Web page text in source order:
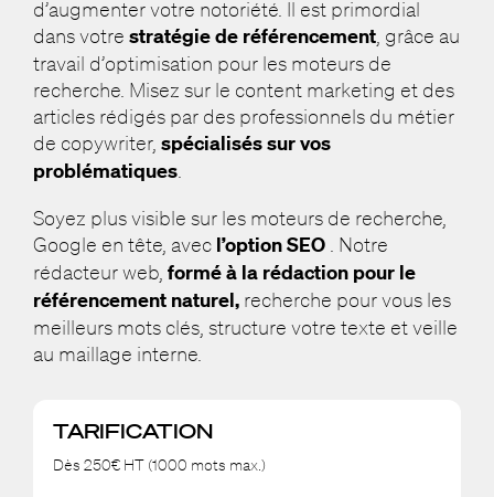
d’augmenter votre notoriété. Il est primordial
dans votre stratégie de référencement, grâce au
travail d’optimisation pour les moteurs de
recherche. Misez sur le content marketing et des
articles rédigés par des professionnels du métier
de copywriter, spécialisés sur vos
problématiques.
Soyez plus visible sur les moteurs de recherche,
Google en tête, avecl’option SEO. Notre
rédacteur web, formé à la rédaction pour le
référencement naturel,recherche pour vous les
meilleurs mots clés, structure votre texte et veille
au maillage interne.
TARIFICATION
Dès 250€ HT (1000 mots max.)